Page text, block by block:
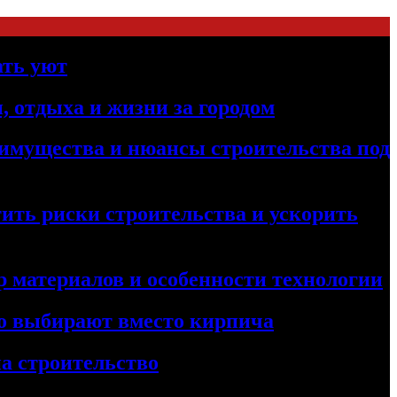
уют
отдыха и жизни за городом
и нюансы строительства под
риски строительства и ускорить
и особенности технологии
выбирают вместо кирпича
строительство